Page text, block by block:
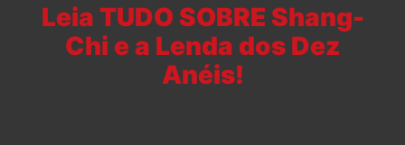
Leia TUDO SOBRE Shang-
Chi e a Lenda dos Dez
Anéis!